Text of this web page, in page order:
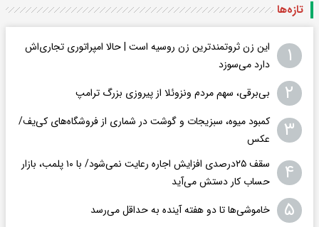
تازه‌ها
۱
این زن ثروتمندترین زن روسیه است | حالا امپراتوری تجاری‌اش
دارد می‌سوزد
۲ بی‌برقی، سهم مردم ونزوئلا از پیروزی بزرگ ترامپ
۳
کمبود میوه، سبزیجات و گوشت در شماری از فروشگاه‌های کی‌یف/
عکس
۴
سقف ۲۵درصدی افزایش اجاره رعایت نمی‌شود/ با ۱۰ پلمب، بازار
حساب کار دستش می‌آید
۵ خاموشی‌ها تا دو هفته آینده به حداقل می‌رسد